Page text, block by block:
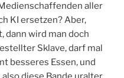
aller
KI ersetzen? Aber,
dann wird man doch
Sklave, darf mal
besseres Essen, und